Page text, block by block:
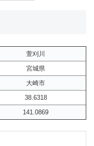
萱刈川
宮城県
大崎市
38.6318
141.0869